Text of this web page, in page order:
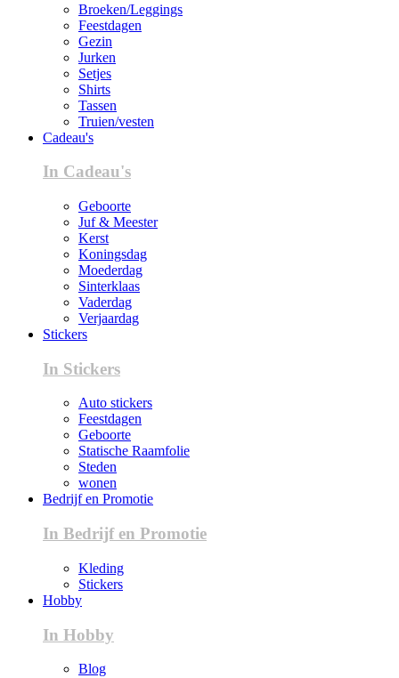
Broeken/Leggings
Feestdagen
Gezin
Jurken
Setjes
Shirts
Tassen
Truien/vesten
Cadeau's
In Cadeau's
Geboorte
Juf & Meester
Kerst
Koningsdag
Moederdag
Sinterklaas
Vaderdag
Verjaardag
Stickers
In Stickers
Auto stickers
Feestdagen
Geboorte
Statische Raamfolie
Steden
wonen
Bedrijf en Promotie
In Bedrijf en Promotie
Kleding
Stickers
Hobby
In Hobby
Blog